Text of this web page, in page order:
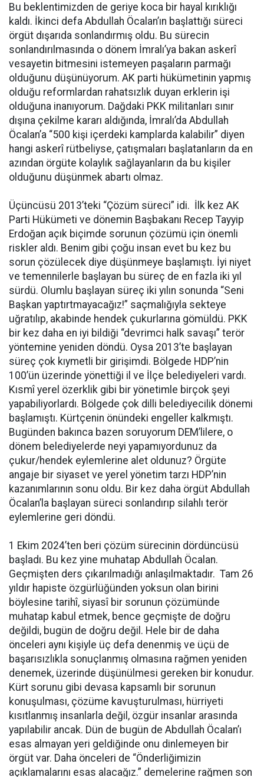
Bu beklentimizden de geriye koca bir hayal kırıklığı
kaldı. İkinci defa Abdullah Öcalan’ın başlattığı süreci
örgüt dışarıda sonlandırmış oldu. Bu sürecin
sonlandırılmasında o dönem İmralı’ya bakan askerî
vesayetin bitmesini istemeyen paşaların parmağı
olduğunu düşünüyorum. AK parti hükümetinin yapmış
olduğu reformlardan rahatsızlık duyan erklerin işi
olduğuna inanıyorum. Dağdaki PKK militanları sınır
dışına çekilme kararı aldığında, İmralı’da Abdullah
Öcalan’a “500 kişi içerdeki kamplarda kalabilir” diyen
hangi askerî rütbeliyse, çatışmaları başlatanların da en
azından örgüte kolaylık sağlayanların da bu kişiler
olduğunu düşünmek abartı olmaz.
Üçüncüsü 2013’teki “Çözüm süreci” idi. İlk kez AK
Parti Hükümeti ve dönemin Başbakanı Recep Tayyip
Erdoğan açık biçimde sorunun çözümü için önemli
riskler aldı. Benim gibi çoğu insan evet bu kez bu
sorun çözülecek diye düşünmeye başlamıştı. İyi niyet
ve temennilerle başlayan bu süreç de en fazla iki yıl
sürdü. Olumlu başlayan süreç iki yılın sonunda “Seni
Başkan yaptırtmayacağız!” saçmalığıyla sekteye
uğratılıp, akabinde hendek çukurlarına gömüldü. PKK
bir kez daha en iyi bildiği “devrimci halk savaşı” terör
yöntemine yeniden döndü. Oysa 2013’te başlayan
süreç çok kıymetli bir girişimdi. Bölgede HDP’nin
100’ün üzerinde yönettiği il ve İlçe belediyeleri vardı.
Kısmî yerel özerklik gibi bir yönetimle birçok şeyi
yapabiliyorlardı. Bölgede çok dilli belediyecilik dönemi
başlamıştı. Kürtçenin önündeki engeller kalkmıştı.
Bugünden bakınca bazen soruyorum DEM’lilere, o
dönem belediyelerde neyi yapamıyordunuz da
çukur/hendek eylemlerine alet oldunuz? Örgüte
angaje bir siyaset ve yerel yönetim tarzı HDP’nin
kazanımlarının sonu oldu. Bir kez daha örgüt Abdullah
Öcalan’la başlayan süreci sonlandırıp silahlı terör
eylemlerine geri döndü.
1 Ekim 2024’ten beri çözüm sürecinin dördüncüsü
başladı. Bu kez yine muhatap Abdullah Öcalan.
Geçmişten ders çıkarılmadığı anlaşılmaktadır. Tam 26
yıldır hapiste özgürlüğünden yoksun olan birini
böylesine tarihî, siyasî bir sorunun çözümünde
muhatap kabul etmek, bence geçmişte de doğru
değildi, bugün de doğru değil. Hele bir de daha
önceleri aynı kişiyle üç defa denenmiş ve üçü de
başarısızlıkla sonuçlanmış olmasına rağmen yeniden
denemek, üzerinde düşünülmesi gereken bir konudur.
Kürt sorunu gibi devasa kapsamlı bir sorunun
konuşulması, çözüme kavuşturulması, hürriyeti
kısıtlanmış insanlarla değil, özgür insanlar arasında
yapılabilir ancak. Dün de bugün de Abdullah Öcalan’ı
esas almayan yeri geldiğinde onu dinlemeyen bir
örgüt var. Daha önceleri de “Önderliğimizin
açıklamalarını esas alacağız.” demelerine rağmen son